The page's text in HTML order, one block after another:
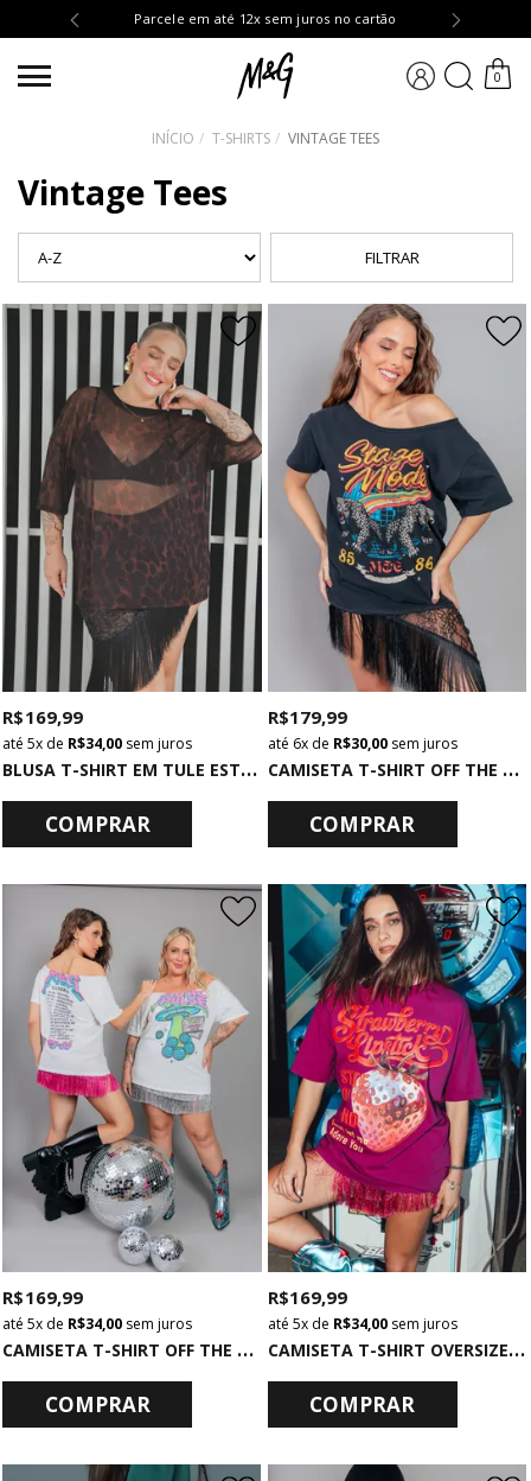
Parcele em até 12x sem juros no cartão
0
INÍCIO T-SHIRTS VINTAGE TEES
Vintage Tees
FILTRAR
B
LUSA T-SHIRT EM TULE ESTAMPADO DE ONÇA
R$ 169,99
5x de R$ 34,00 sem juros
COMPRAR
C
AMISETA T-SHIRT OFF THE SHOULDER CHUMBO STAGE
R$ 179,99
6xde R$ 30,00sem juros
COMPRAR
C
AMISETA T-SHIRT OFF THE SHOULDER OFF WHITE MUSIC PULSE
R$ 169,99
5x de R$ 34,00 sem juros
COMPRAR
C
AMISETA T-SHIRT OVERSIZED STRAWBERRY
R$ 169,99
5xde R$ 34,00sem juros
COMPRAR